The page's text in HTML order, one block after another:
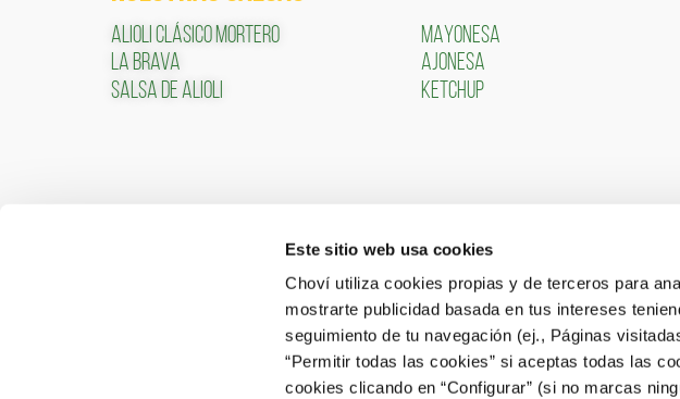
Este sitio web usa cookies
Choví utiliza cookies propias y de terceros para
mostrarte publicidad basada en tus intereses
seguimiento de tu navegación (ej., Páginas
“Permitir todas las cookies” si aceptas todas las
cookies clicando en “Configurar” (si no marcas
ALIOLI CLÁSICO MORTERO
LA BRAVA
SALSA DE ALIOLI
MAYONESA
AJONESA
KETCHUP
Atención al Consumidor: 902 566 522
ÁREA CLIENTES
ACCEDER